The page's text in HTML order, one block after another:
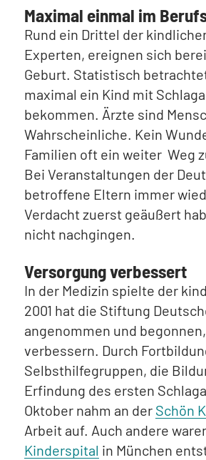
Maximal einmal im
Rund ein Drittel der
Experten, ereignen sich
Geburt. Statistisch
maximal ein Kind mit
bekommen. Ärzte sind
Wahrscheinliche. Kein
Familien oft ein weiter Weg
Bei Veranstaltungen der
betroffene Eltern immer
Verdacht zuerst geäußert
nicht nachgingen.
Versorgung verbessert
In der Medizin spielte der
2001 hat die Stiftung
angenommen und
verbessern. Durch
Selbsthilfegruppen, die
Erfindung des ersten
Oktober nahm an der Schön
Arbeit auf. Auch andere
Kinderspital in München